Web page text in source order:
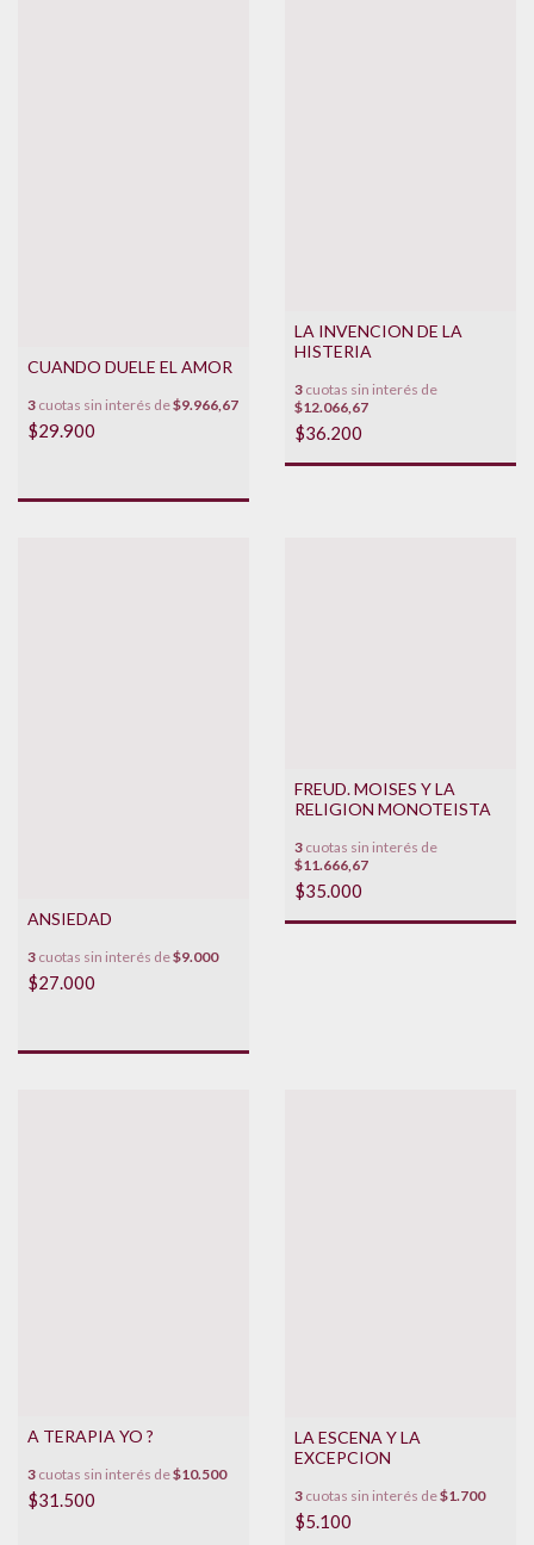
CUANDO DUELE EL AMOR
3 cuotas sin interés de$9.966,67
$29.900
LA INVENCION DE LA
HISTERIA
3 cuotas sin interés de
$12.066,67
$36.200
ANSIEDAD
3 cuotas sin interés de$9.000
$27.000
FREUD. MOISES Y LA
RELIGION MONOTEISTA
3 cuotas sin interés de
$11.666,67
$35.000
A TERAPIA YO ?
3 cuotas sin interés de$10.500
$31.500
LA ESCENA Y LA
EXCEPCION
3 cuotas sin interés de$1.700
$5.100